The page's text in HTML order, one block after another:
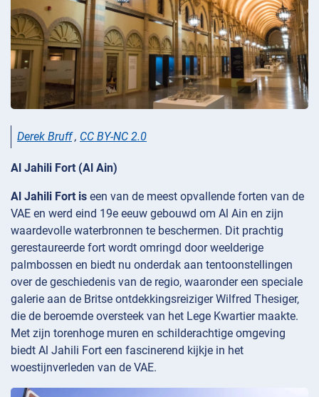
Derek Bruff, CC BY-NC 2.0
Al Jahili Fort (Al Ain)
Al Jahili Fort is een van de meest opvallende forten van de
VAE en werd eind 19e eeuw gebouwd om Al Ain en zijn
waardevolle waterbronnen te beschermen. Dit prachtig
gerestaureerde fort wordt omringd door weelderige
palmbossen en biedt nu onderdak aan tentoonstellingen
over de geschiedenis van de regio, waaronder een speciale
galerie aan de Britse ontdekkingsreiziger Wilfred Thesiger,
die de beroemde oversteek van het Lege Kwartier maakte.
Met zijn torenhoge muren en schilderachtige omgeving
biedt Al Jahili Fort een fascinerend kijkje in het
woestijnverleden van de VAE.